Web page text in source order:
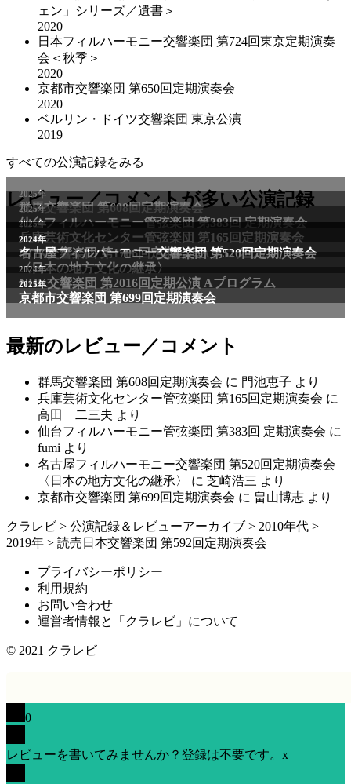
ェン」シリーズ／遺書＞
2020
日本フィルハーモニー交響楽団 第724回東京定期演奏
会＜秋季＞
2020
京都市交響楽団 第650回定期演奏会
2020
ベルリン・ドイツ交響楽団 東京公演
2019
すべての公演記録をみる
レビュー／コメントが多い公演記録
2025年
群馬交響楽団 第608回定期演奏会
2025年
仙台フィルハーモニー管弦楽団 第383回 定期演奏会
2025年
兵庫芸術文化センター管弦楽団 第165回定期演奏会
2011年
NHK交響楽団 第1706回定期公演Aプログラム
2024年
名古屋フィルハーモニー交響楽団 第520回定期演奏会
〈日本の地方文化の継承〉
2024年
NHK交響楽団 第2016回定期公演 Aプログラム
2025年
京都市交響楽団 第699回定期演奏会
最新のレビュー／コメント
群馬交響楽団 第608回定期演奏会 に 門池恵子 より
兵庫芸術文化センター管弦楽団 第165回定期演奏会 に
高田 二三夫 より
仙台フィルハーモニー管弦楽団 第383回 定期演奏会 に
fumi より
名古屋フィルハーモニー交響楽団 第520回定期演奏会
〈日本の地方文化の継承〉
に 芝崎浩三 より
京都市交響楽団 第699回定期演奏会 に 畠山博志 より
クラレビ > 公演記録＆レビューアーカイブ > 2010年代 >
2019年 > 読売日本交響楽団 第592回定期演奏会
プライバシーポリシー
利用規約
お問い合わせ
運営者情報と「クラレビ」について
© 2021 クラレビ
0
レビューを書いてみませんか？登録は不要です。 x